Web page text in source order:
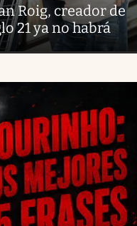
Roig, creador de
21 ya no habrá